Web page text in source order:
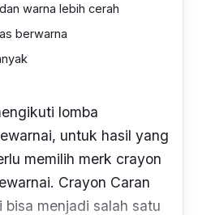
warna lebih cerah
berwarna
lomba
untuk hasil yang
memilih merk crayon
Crayon Caran
bisa menjadi salah satu